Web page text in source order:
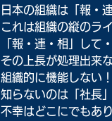
日本の組織は「報・
これは組織の縦のラ
「報・連・相」して
その上長が処理出来
組織的に機能しない
知らないのは「社長
不幸はどこにでもあり